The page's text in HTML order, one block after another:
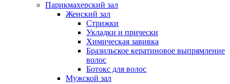
Мужской педикюр
Детский педикюр
Аппаратный педикюр
Лечебные покрытия для ногтей
Наращивание ногтей
Услуги подолога
Парикмахерский зал
Женский зал
Стрижки
Укладки и прически
Химическая завивка
Бразильское кератиновое выпрямление
волос
Ботокс для волос
Мужской зал